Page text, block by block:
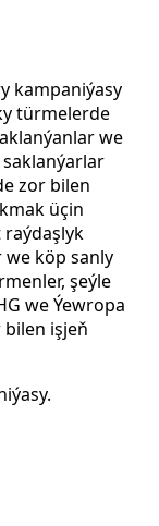
kampaniýasy
türmelerde
we
zor bilen
üçin
raýdaşlyk
köp sanly
şeýle
we Ýewropa
işjeň